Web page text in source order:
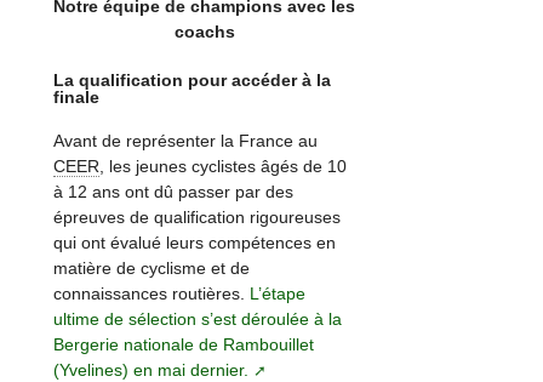
Notre équipe de champions avec les
coachs
La qualification pour accéder à la
finale
Avant de représenter la France au
CEER, les jeunes cyclistes âgés de 10
à 12 ans ont dû passer par des
épreuves de qualification rigoureuses
qui ont évalué leurs compétences en
matière de cyclisme et de
connaissances routières. L’étape
ultime de sélection s’est déroulée à la
Bergerie nationale de Rambouillet
(Yvelines) en mai dernier.